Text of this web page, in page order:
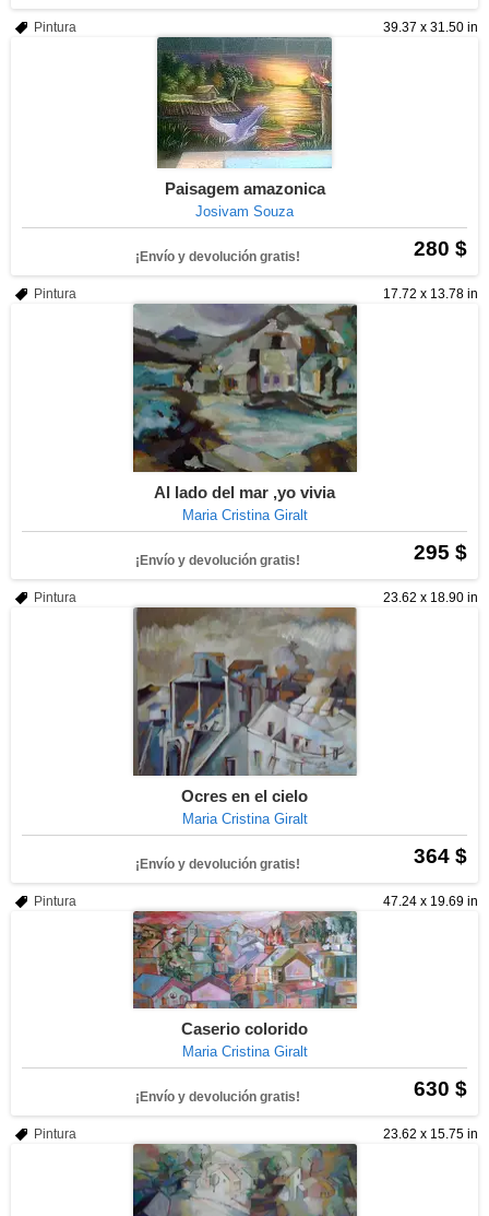
39.37 x 31.50 in
Pintura
Paisagem amazonica
Josivam Souza
280 $
¡Envío y devolución gratis!
17.72 x 13.78 in
Pintura
Al lado del mar ,yo vivia
Maria Cristina Giralt
295 $
¡Envío y devolución gratis!
23.62 x 18.90 in
Pintura
Ocres en el cielo
Maria Cristina Giralt
364 $
¡Envío y devolución gratis!
47.24 x 19.69 in
Pintura
Caserio colorido
Maria Cristina Giralt
630 $
¡Envío y devolución gratis!
23.62 x 15.75 in
Pintura